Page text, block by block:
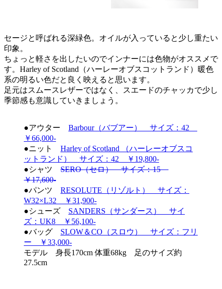
セージと呼ばれる深緑色。オイルが入っていると少し重たい
印象。
ちょっと軽さを出したいのでインナーには色物がオススメで
す。Harley of Scotland（ハーレーオブスコットランド）暖色
系の明るい色だと良く映えると思います。
足元はスムースレザーではなく、スエードのチャッカで少し
季節感も意識していきましょう。
●アウター Barbour（バブアー） サイズ：42
￥66,000-
●ニット Harley of Scotland （ハーレーオブスコ
ットランド） サイズ：42 ￥19,800-
●シャツ SERO（セロ） サイズ：15
￥17,600-
●パンツ RESOLUTE（リゾルト） サイズ：
W32×L32 ￥31,900-
●シューズ SANDERS（サンダース） サイ
ズ：UK8 ￥56,100-
●バッグ SLOW＆CO（スロウ） サイズ：フリ
ー ￥33,000-
モデル 身長170cm 体重68kg 足のサイズ約
27.5cm